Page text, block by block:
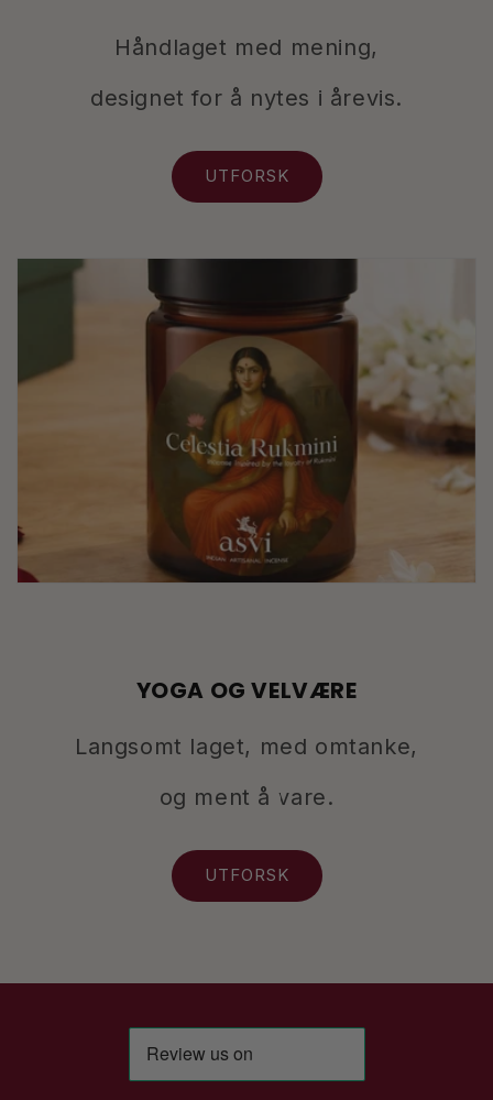
Håndlaget med mening,
designet for å nytes i årevis.
UTFORSK
YOGA OG VELVÆRE
Langsomt laget, med omtanke,
og ment å vare.
UTFORSK